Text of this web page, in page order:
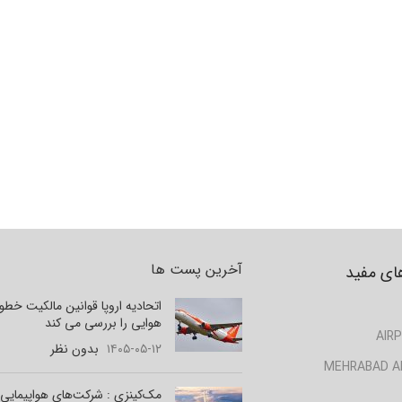
آخرین پست ها
اتحادیه اروپا قوانین مالکیت
هوایی را بررسی می کند
۱۴۰۵-۰۵-۱۲ بدون نظر
مک‌کینزی : شرکت‌های
مفید
MEHRABAD